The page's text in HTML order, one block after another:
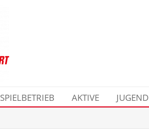
SPIELBETRIEB AKTIVE JUGEND